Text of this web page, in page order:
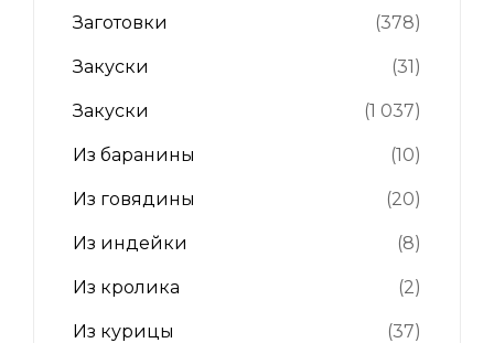
Заготовки (378)
Закуски (31)
Закуски (1 037)
Из баранины (10)
Из говядины (20)
Из индейки (8)
Из кролика (2)
Из курицы (37)